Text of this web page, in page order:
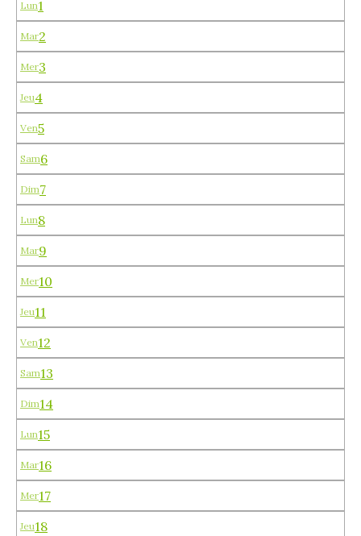
Lun1
Mar2
Mer3
Jeu4
Ven5
Sam6
Dim7
Lun8
Mar9
Mer10
Jeu11
Ven12
Sam13
Dim14
Lun15
Mar16
Mer17
Jeu18